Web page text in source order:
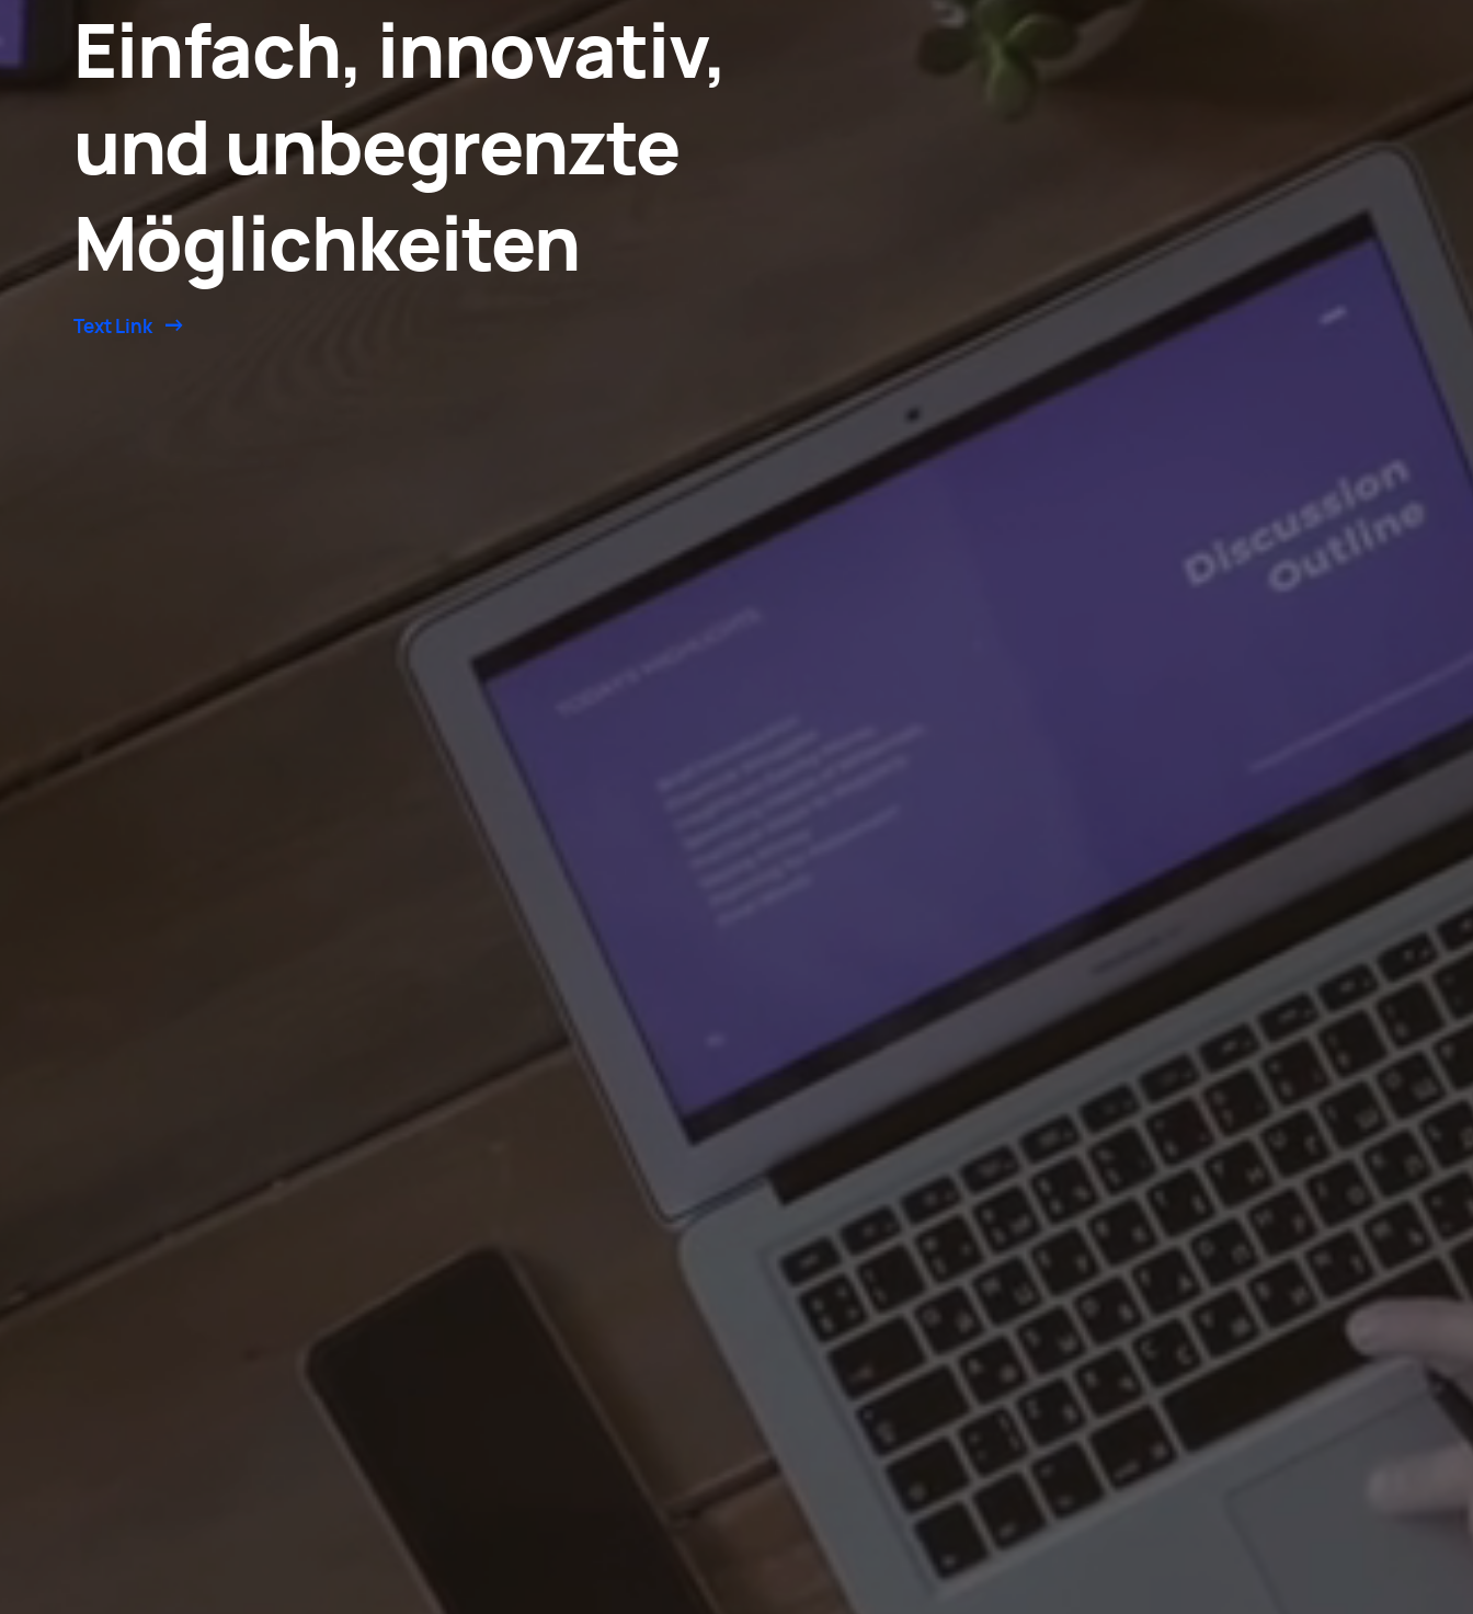
Einfach, innovativ,
und unbegrenzte
Möglichkeiten
Text Link